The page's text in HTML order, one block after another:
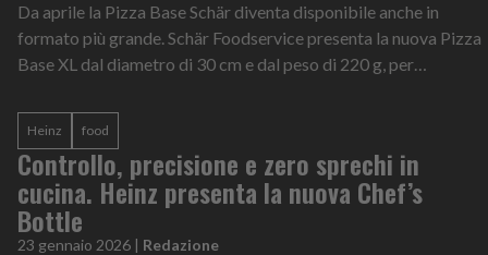
Da aprile la Pizza Base Schär diventa disponibile anche in
formato più grande. Schär Foodservice presenta la nuova Pizza
Base XL dal diametro di 30 cm e dal peso di 220 g, per
Heinz food
Controllo, precisione e zero sprechi in
cucina. Heinz presenta la nuova Chef’s
Bottle
23 gennaio 2026 | Redazione